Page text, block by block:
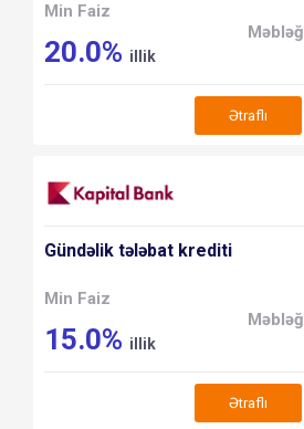
Min Faiz
20.0% illik
Məbləğ
Ətraflı
Gündəlik tələbat krediti
Min Faiz
15.0% illik
Məbləğ
Ətraflı